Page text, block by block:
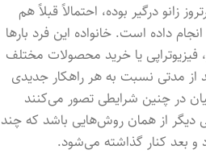
زانو درگیر بوده، احتمالاً قبلاً هم
داده است. خانواده این فرد بارها
یا خرید محصولات مختلف
از مدتی نسبت به هر راهکار جدیدی
در چنین شرایطی تصور می‌کنند
از همان روش‌هایی باشد که چند
بعد کنار گذاشته می‌شود.